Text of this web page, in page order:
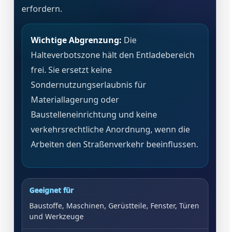
erfordern.
Wichtige Abgrenzung: Die
Halteverbotszone hält den Entladebereich
frei. Sie ersetzt keine
Sondernutzungserlaubnis für
Materiallagerung oder
Baustelleneinrichtung und keine
verkehrsrechtliche Anordnung, wenn die
Arbeiten den Straßenverkehr beeinflussen.
Geeignet für
Baustoffe, Maschinen, Gerüstteile, Fenster, Türen
und Werkzeuge